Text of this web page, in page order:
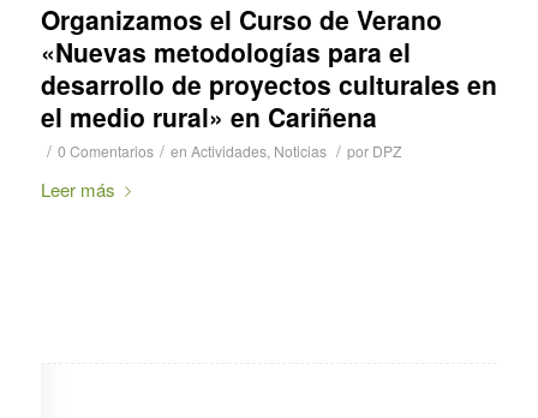
Organizamos el Curso de Verano
«Nuevas metodologías para el
desarrollo de proyectos culturales en
el medio rural» en Cariñena
/ 0 Comentarios / en Actividades, Noticias / por DPZ
Leer más